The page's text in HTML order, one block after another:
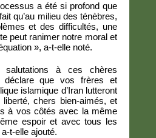
a été si profond que
qu’au milieu des ténèbres,
et des difficultés, une
peut ranimer notre moral et
», a-t-elle noté.
salutations à ces chères
déclare que vos frères et
islamique d’Iran lutteront
chers bien-aimés, et
à vos côtés avec la même
espoir et avec tous les
t-elle ajouté.